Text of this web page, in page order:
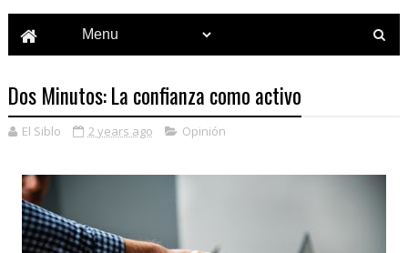
Dos Minutos: La confianza como activo
El Siblo 2 years ago Opinión